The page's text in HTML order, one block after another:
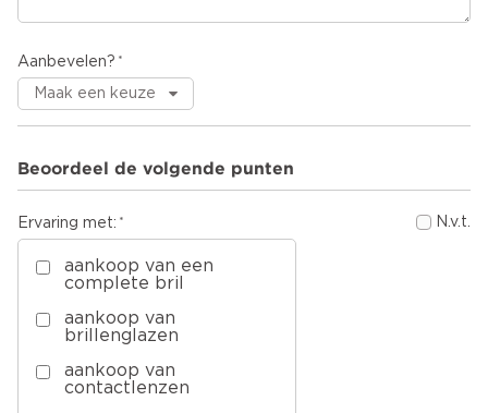
Aanbevelen?
Beoordeel de volgende punten
Ervaring met:
aankoop van een
complete bril
aankoop van
brillenglazen
aankoop van
contactlenzen
N.v.t.